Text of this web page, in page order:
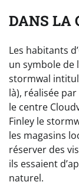
DANS LA
Les habitants
un symbole de
stormwal
là), réalisée
le centre
Finley le
les magasins
réserver des
ils essaient
naturel.